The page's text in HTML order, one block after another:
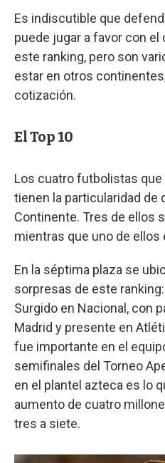
Es indiscutible que
puede jugar a favor con
este ranking, pero son
estar en otros
cotización.
El Top 10
Los cuatro futbolistas
tienen la particularidad de
Continente. Tres de ellos
mientras que uno de
En la séptima plaza se
sorpresas de este ranking:
Surgido en Nacional, con
Madrid y presente en
fue importante en el
semifinales del Torneo
en el plantel azteca es lo
aumento de cuatro
tres a siete.